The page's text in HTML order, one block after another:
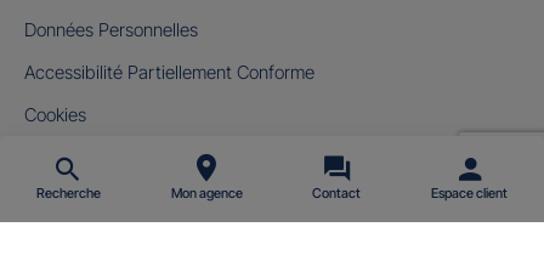
Recherche Mon agence Contact Espace client
Données Personnelles
Accessibilité Partiellement Conforme
Cookies
Gérer mes cookies